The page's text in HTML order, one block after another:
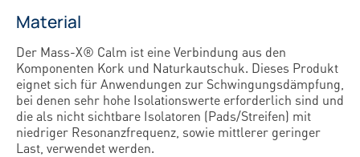
Material
Der Mass-X® Calm ist eine Verbindung aus den
Komponenten Kork und Naturkautschuk. Dieses Produkt
eignet sich für Anwendungen zur Schwingungsdämpfung,
bei denen sehr hohe Isolationswerte erforderlich sind und
die als nicht sichtbare Isolatoren (Pads/Streifen) mit
niedriger Resonanzfrequenz, sowie mittlerer geringer
Last, verwendet werden.